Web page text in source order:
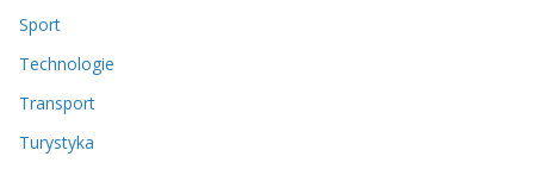
Sport
Technologie
Transport
Turystyka